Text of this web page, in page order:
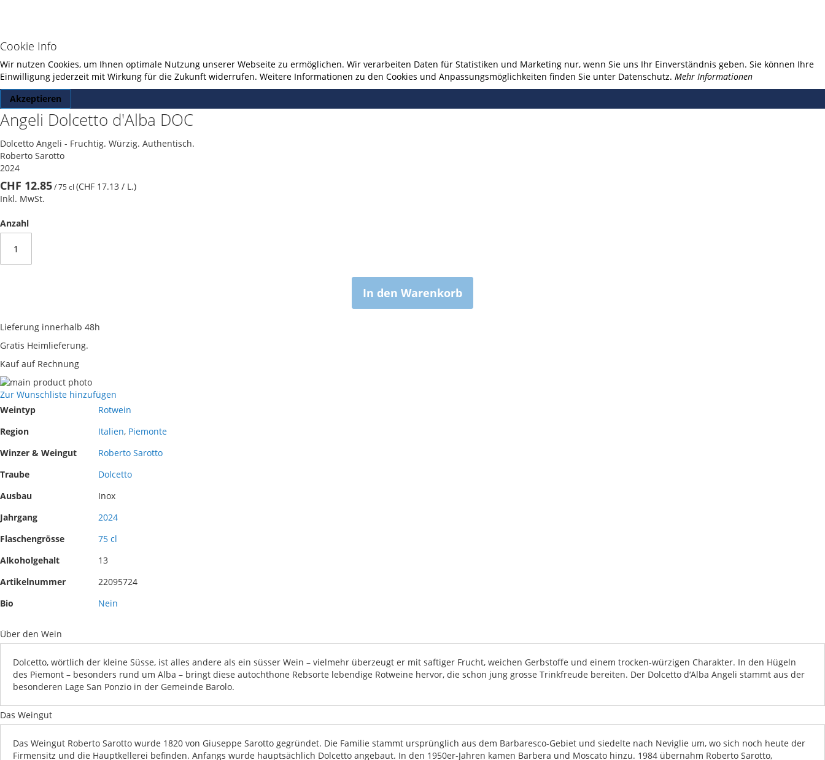
Cookie Info
Wir nutzen Cookies, um Ihnen optimale Nutzung unserer Webseite zu ermöglichen. Wir verarbeiten Daten für Statistiken und Marketing nur, wenn Sie uns Ihr Einverständnis geben. Sie können Ihre
Einwilligung jederzeit mit Wirkung für die Zukunft widerrufen. Weitere Informationen zu den Cookies und Anpassungsmöglichkeiten finden Sie unter Datenschutz. Mehr Informationen
Akzeptieren
Angeli Dolcetto d'Alba DOC
Dolcetto Angeli - Fruchtig. Würzig. Authentisch.
Roberto Sarotto
2024
CHF 12.85/75 cl (CHF 17.13 / L.)
Inkl. MwSt.
Anzahl
In den Warenkorb
Lieferung innerhalb 48h
Gratis Heimlieferung.
Kauf auf Rechnung
Skip
to
the
of
images
Skip
to
beginning
the
gallery
Zur Wunschliste hinzufügen
Mehr
Informationen
Weintyp
Rotwein
Region
Italien, Piemonte
Winzer & Weingut
Roberto Sarotto
Traube
Dolcetto
Ausbau
Inox
Jahrgang
2024
Flaschengrösse
75 cl
Alkoholgehalt
13
Artikelnummer
22095724
Bio
Nein
Über den Wein
Dolcetto, wörtlich der kleine Süsse, ist alles andere als ein süsser Wein – vielmehr überzeugt er mit saftiger Frucht, weichen Gerbstoffe und einem trocken-würzigen Charakter. In den Hügeln
des Piemont – besonders rund um Alba – bringt diese autochthone Rebsorte lebendige Rotweine hervor, die schon jung grosse Trinkfreude bereiten. Der Dolcetto d‘Alba Angeli stammt aus der
besonderen Lage San Ponzio in der Gemeinde Barolo.
Das Weingut
Das Weingut Roberto Sarotto wurde 1820 von Giuseppe Sarotto gegründet. Die Familie stammt ursprünglich aus dem Barbaresco-Gebiet und siedelte nach Neviglie um, wo sich noch heute der
Firmensitz und die Hauptkellerei befinden. Anfangs wurde hauptsächlich Dolcetto angebaut. In den 1950er-Jahren kamen Barbera und Moscato hinzu. 1984 übernahm Roberto Sarotto,